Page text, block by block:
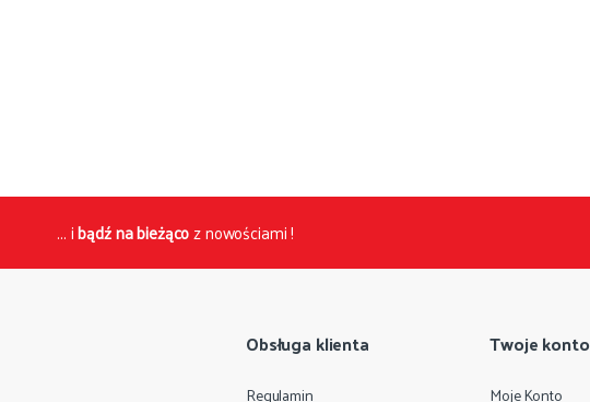
... ibądź na bieżącoz nowościami !
Obsługa klienta
Regulamin
Twoje konto
Moje Konto